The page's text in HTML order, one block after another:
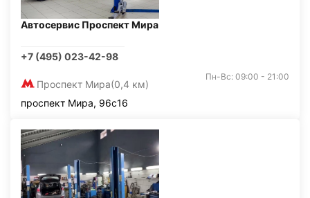
Автосервис Проспект Мира
+7 (495) 023-42-98
Проспект Мира(0,4 км)
Пн-Вс: 09:00 - 21:00
проспект Мира, 96с16